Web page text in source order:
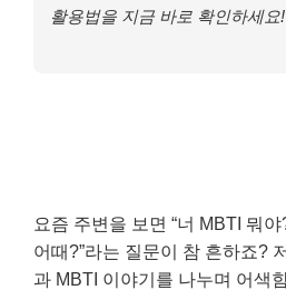
활용법을 지금 바로 확인하세요!
요즘 주변을 보면 “너 MBTI 뭐야
어때?”라는 질문이 참 흔하죠?
과 MBTI 이야기를 나누며 어색